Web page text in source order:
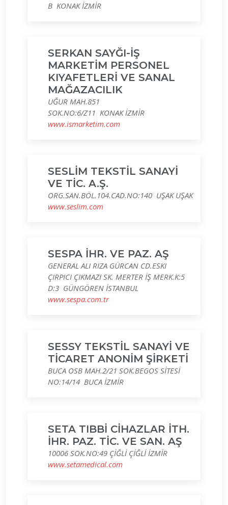
B KONAK İZMİR
SERKAN SAYĞI-İŞ
MARKETİM PERSONEL
KIYAFETLERİ VE SANAL
MAĞAZACILIK
UĞUR MAH.851
SOK.NO:6/Z11 KONAK İZMİR
www.ismarketim.com
SESLİM TEKSTİL SANAYİ
VE TİC. A.Ş.
ORG.SAN.BÖL.104.CAD.NO:140 UŞAK UŞAK
www.seslim.com
SESPA İHR. VE PAZ. AŞ
GENERAL ALI RIZA GÜRCAN CD.ESKI
ÇIRPICI ÇIKMAZI SK. MERTER İŞ MERK.K:5
D:3 GÜNGÖREN İSTANBUL
www.sespa.com.tr
SESSY TEKSTİL SANAYİ VE
TİCARET ANONİM ŞİRKETİ
BUCA OSB MAH.2/21 SOK.BEGOS SİTESİ
NO:14/14 BUCA İZMİR
SETA TIBBİ CİHAZLAR İTH.
İHR. PAZ. TİC. VE SAN. AŞ
10006 SOK.NO:49 ÇİĞLİ ÇİĞLİ İZMİR
www.setamedical.com